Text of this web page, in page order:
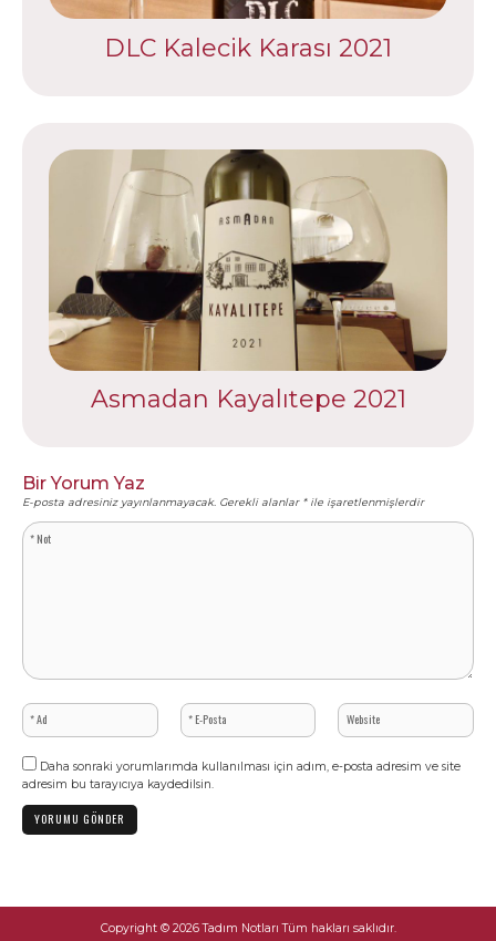
DLC Kalecik Karası 2021
Asmadan Kayalıtepe 2021
Bir Yorum Yaz
E-posta adresiniz yayınlanmayacak. Gerekli alanlar *ile işaretlenmişlerdir
Daha sonraki yorumlarımda kullanılması için adım, e-posta adresim ve site
adresim bu tarayıcıya kaydedilsin.
Copyright © 2026 Tadım Notları Tüm hakları saklıdır.